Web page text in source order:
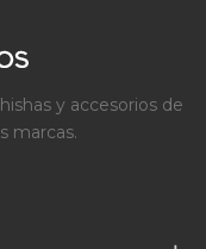
y accesorios de
marcas.